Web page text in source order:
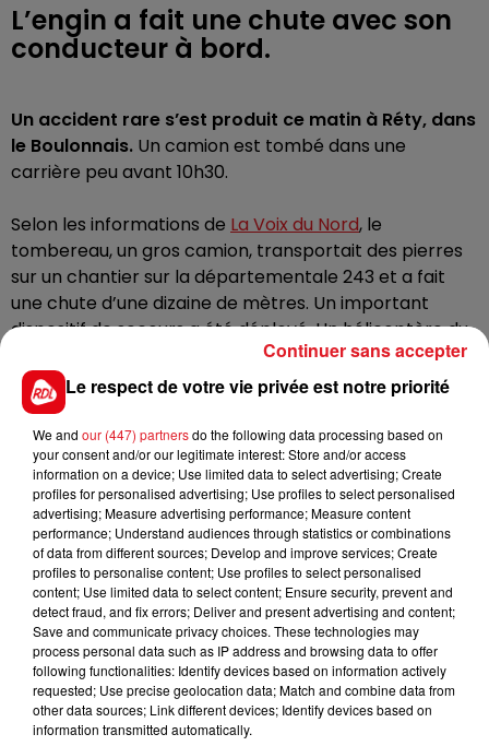
L’engin a fait une chute avec son
conducteur à bord.
Un accident rare s’est produit ce matin à Réty, dans
le Boulonnais. Un camion est tombé dans une
carrière peu avant 10h30.
Selon les informations de La Voix du Nord, le
tombereau, un gros camion, transportait des pierres
sur un chantier sur la départementale 243 et a fait
une chute d’une dizaine de mètres. Un important
dispositif de secours a été déployé. Un hélicoptère du
SAMU s’est posé à proximité pour prendre en charge
le conducteur. L’homme de 32 ans a été héliporté
dans un état grave à l'hôpital de Lille.
FIL D'ACTUS
15 juillet 2026
Le respect de votre vie privée est notre priorité
We and our (447) partnersdo the following data processing based on
your consent and/or our legitimate interest: Store and/or access
information on a device; Use limited data to select advertising; Create
profiles for personalised advertising; Use profiles to select personalised
advertising; Measure advertising performance; Measure content
performance; Understand audiences through statistics or combinations
of data from different sources; Develop and improve services; Create
profiles to personalise content; Use profiles to select personalised
content; Use limited data to select content; Ensure security, prevent and
detect fraud, and fix errors; Deliver and present advertising and content;
Save and communicate privacy choices. These technologies may
process personal data such as IP address and browsing data to offer
following functionalities: Identify devices based on information actively
requested; Use precise geolocation data; Match and combine data from
other data sources; Link different devices; Identify devices based on
information transmitted automatically.
Continuer sans accepter